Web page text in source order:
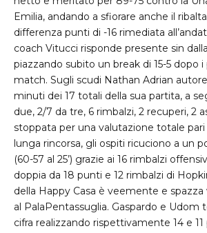
Emilia, andando a sfiorare anche il
differenza punti di -16 rimediata
coach Vitucci risponde presente sin
piazzando subito un break di 15-5 dopo
match. Sugli scudi Nathan Adrian autore
minuti dei 17 totali della sua partita, a
due, 2/7 da tre, 6 rimbalzi, 2 recuperi, 2
stoppata per una valutazione totale pari
lunga rincorsa, gli ospiti ricuciono a un
(60-57 al 25’) grazie ai 16 rimbalzi
doppia da 18 punti e 12 rimbalzi di
della Happy Casa è veemente e
al PalaPentassuglia. Gaspardo e Udom
cifra realizzando rispettivamente 14 e